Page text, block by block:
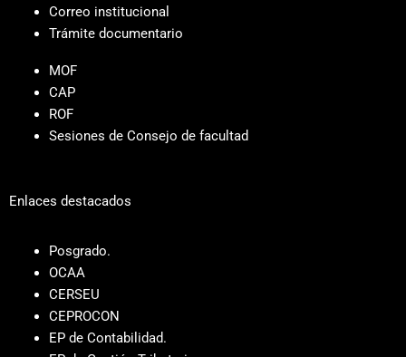
Correo institucional
Trámite documentario
MOF
CAP
ROF
Sesiones de Consejo de facultad
Enlaces destacados
Posgrado.
OCAA
CERSEU
CEPROCON
EP de Contabilidad.